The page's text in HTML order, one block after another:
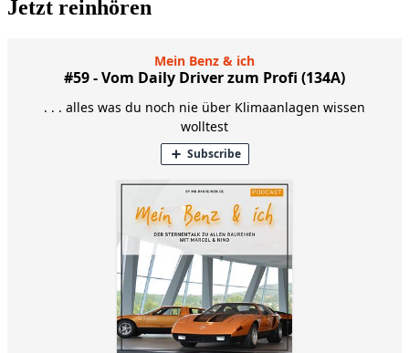
Jetzt reinhören